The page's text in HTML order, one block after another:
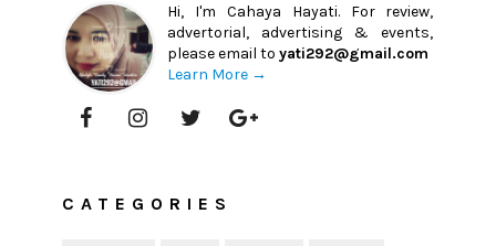
Hi, I'm Cahaya Hayati. For review,
advertorial, advertising & events,
please email toyati292@gmail.com
Learn More →
CATEGORIES